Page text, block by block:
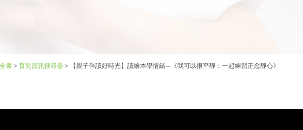
書> 育兒資訊搜尋器 > 【親子伴讀好時光】讀繪本學情緒—《我可以很平靜：一起練習正念靜心》